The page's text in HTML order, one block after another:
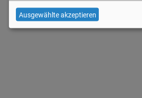
Ausgewählte akzeptieren